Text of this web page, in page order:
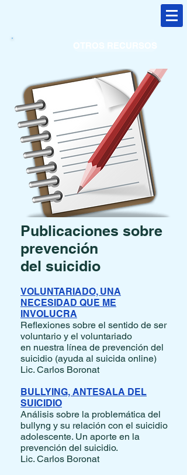
Publicaciones sobre
prevención
del suicidio
VOLUNTARIADO, UNA
NECESIDAD QUE ME
INVOLUCRA
Reflexiones sobre el sentido de ser
voluntario y el voluntariado
en nuestra línea de prevención del
suicidio (ayuda al suicida online)
Lic. Carlos Boronat
BULLYING, ANTESALA DEL
SUICIDIO
Análisis sobre la problemática del
bullyng y su relación con el suicidio
adolescente. Un aporte en la
prevención del suicidio.
Lic. Carlos Boronat